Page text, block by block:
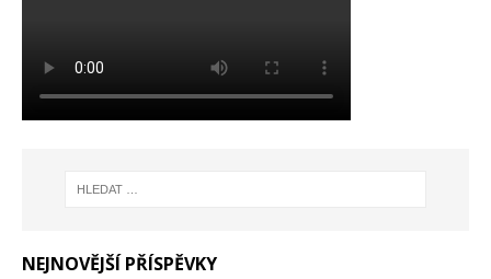
NEJNOVĚJŠÍ PŘÍSPĚVKY